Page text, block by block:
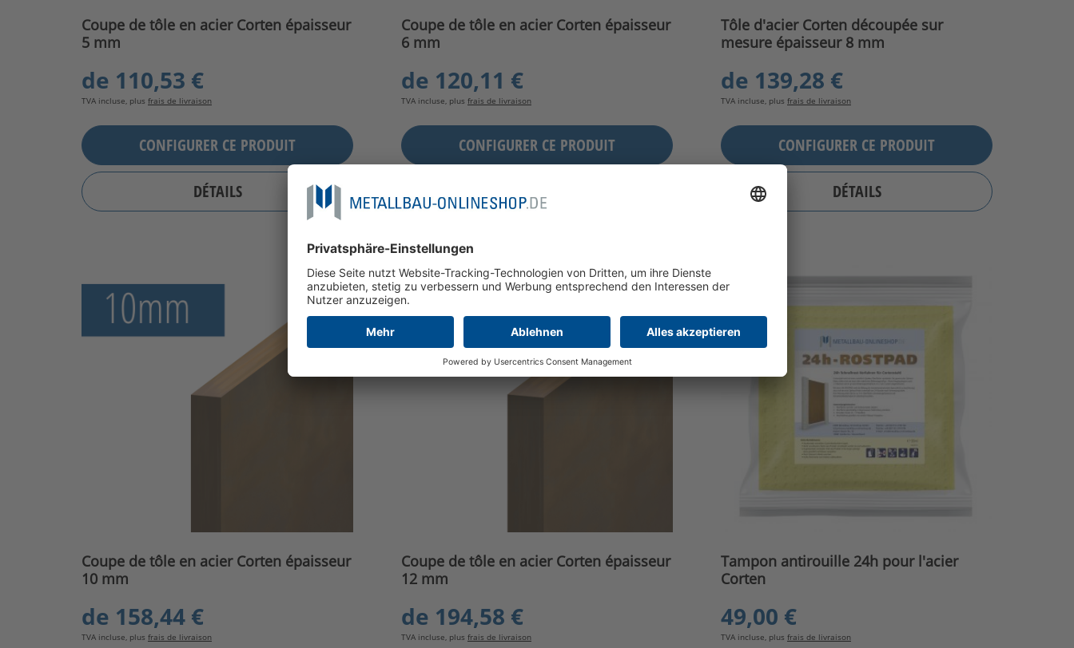
Coupe de tôle en acier Corten épaisseur
5 mm
de 110,53 €
TVA incluse, plus frais de livraison
CONFIGURER CE PRODUIT
DÉTAILS
Coupe de tôle en acier Corten épaisseur
6 mm
de 120,11 €
TVA incluse, plus frais de livraison
CONFIGURER CE PRODUIT
Tôle d'acier Corten découpée sur
mesure épaisseur 8 mm
de 139,28 €
TVA incluse, plus frais de livraison
CONFIGURER CE PRODUIT
DÉTAILS
Coupe de tôle en acier Corten épaisseur
10 mm
de 158,44 €
TVA incluse, plus frais de livraison
TEMPORAIREMENT INDISPONIBLE
Coupe de tôle en acier Corten épaisseur
12 mm
de 194,58 €
TVA incluse, plus frais de livraison
Tampon antirouille 24h pour l'acier
Corten
49,00 €
TVA incluse, plus frais de livraison